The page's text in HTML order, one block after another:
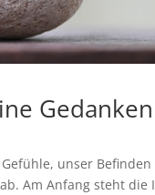
Gedanken
unser Befinden
Am Anfang steht die